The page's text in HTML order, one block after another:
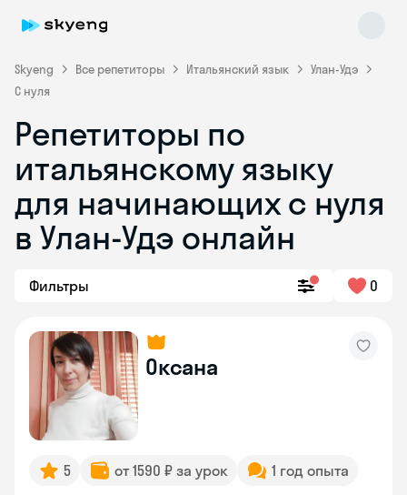
Skyeng Все репетиторы Итальянский язык
Улан-Удэ
С нуля
Репетиторы по
итальянскому языку
для начинающих с нуля
в Улан-Удэ онлайн
Фильтры 0
Оксана
5 от 1590 ₽ за урок 1 год опыта
Skyeng Chat